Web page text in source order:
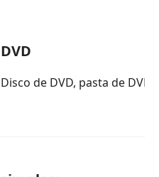
DVD
Disco de DVD, pasta de